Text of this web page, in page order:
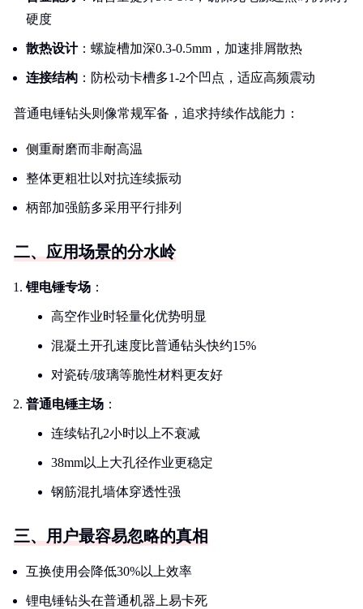
硬度
散热设计：螺旋槽加深0.3-0.5mm，加速排屑散热
连接结构 ：防松动卡槽多1-2个凹点，适应高频震动
普通电锤钻头则像常规军备，追求持续作战能力：
侧重耐磨而非耐高温
整体更粗壮以对抗连续振动
柄部加强筋多采用平行排列
二、应用场景的分水岭
锂电锤专场 ：
高空作业时轻量化优势明显
混凝土开孔速度比普通钻头快约15%
对瓷砖/玻璃等脆性材料更友好
普通电锤主场 ：
连续钻孔2小时以上不衰减
38mm以上大孔径作业更稳定
钢筋混扎墙体穿透性强
三、用户最容易忽略的真相
互换使用会降低30%以上效率
锂电锤钻头在普通机器上易卡死